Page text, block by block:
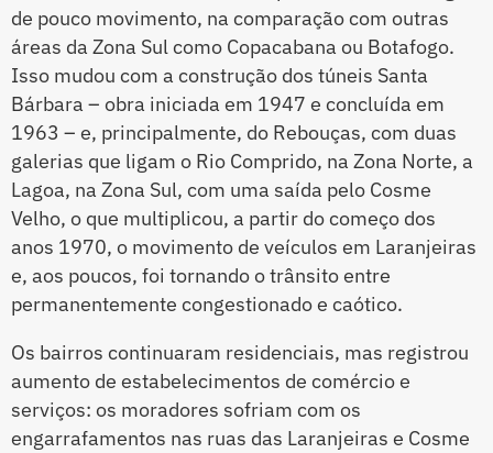
de pouco movimento, na comparação com outras
áreas da Zona Sul como Copacabana ou Botafogo.
Isso mudou com a construção dos túneis Santa
Bárbara – obra iniciada em 1947 e concluída em
1963 – e, principalmente, do Rebouças, com duas
galerias que ligam o Rio Comprido, na Zona Norte, a
Lagoa, na Zona Sul, com uma saída pelo Cosme
Velho, o que multiplicou, a partir do começo dos
anos 1970, o movimento de veículos em Laranjeiras
e, aos poucos, foi tornando o trânsito entre
permanentemente congestionado e caótico.
Os bairros continuaram residenciais, mas registrou
aumento de estabelecimentos de comércio e
serviços: os moradores sofriam com os
engarrafamentos nas ruas das Laranjeiras e Cosme